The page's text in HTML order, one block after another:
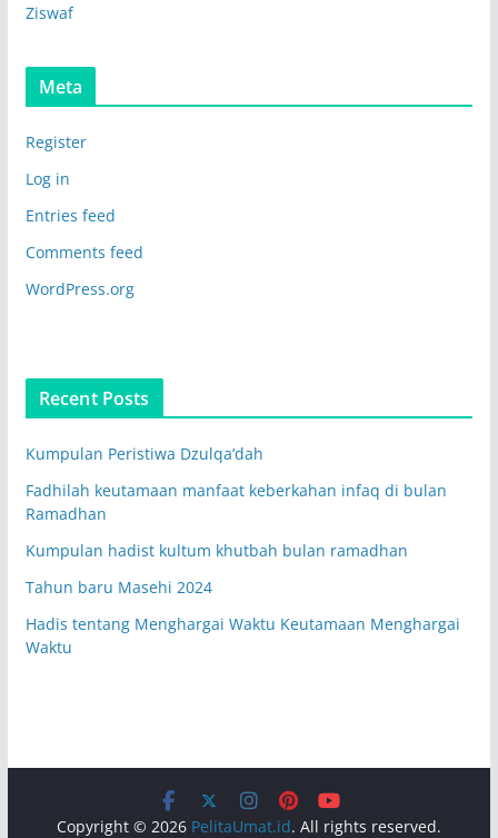
Ziswaf
Meta
Register
Log in
Entries feed
Comments feed
WordPress.org
Recent Posts
Kumpulan Peristiwa Dzulqa’dah
Fadhilah keutamaan manfaat keberkahan infaq di bulan
Ramadhan
Kumpulan hadist kultum khutbah bulan ramadhan
Tahun baru Masehi 2024
Hadis tentang Menghargai Waktu Keutamaan Menghargai
Waktu
Copyright © 2026 PelitaUmat.id. All rights reserved.